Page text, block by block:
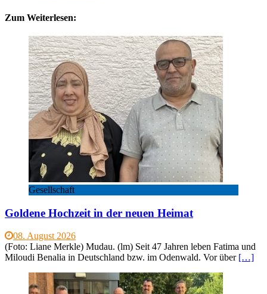
Zum Weiterlesen:
Gesellschaft
Goldene Hochzeit in der neuen Heimat
08. August 2026
(Foto: Liane Merkle) Mudau. (lm) Seit 47 Jahren leben Fatima und
Miloudi Benalia in Deutschland bzw. im Odenwald. Vor über […]